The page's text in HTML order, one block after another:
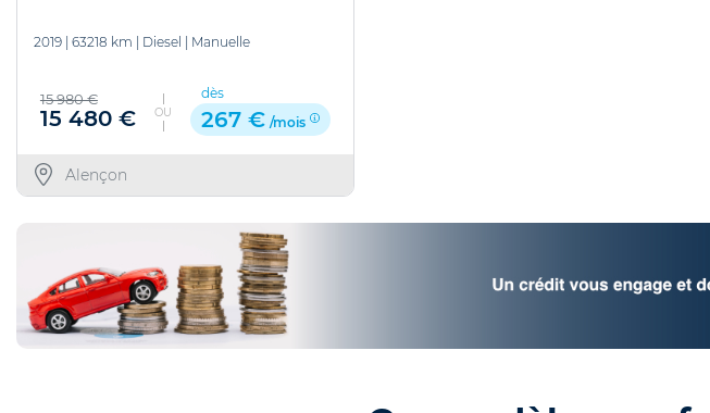
2019 63218 km Diesel Manuelle
15 980 €
15 480 € OU
dès
267 € /mois
Alençon